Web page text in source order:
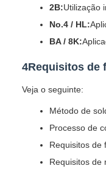
2B:Utilização
No.4 / HL:
BA / 8K:
4Requisitos de
Veja o seguinte:
Método de
Processo de
Requisitos de
Requisitos de